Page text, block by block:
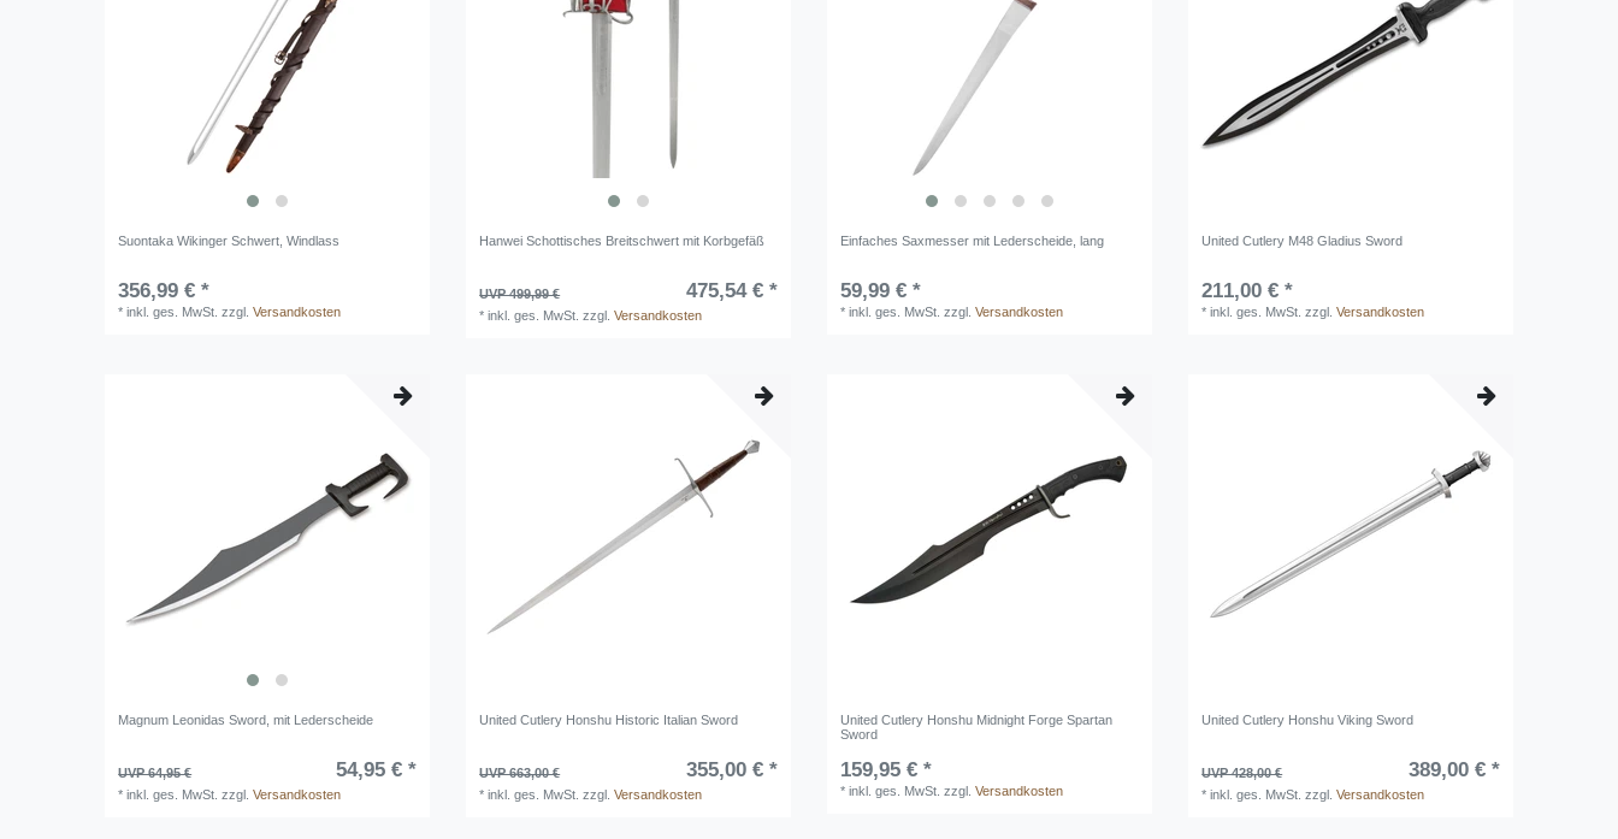
Suontaka Wikinger Schwert, Windlass
356,99 € *
*inkl. ges. MwSt. zzgl.Versandkosten
Hanwei Schottisches Breitschwert mit Korbgefäß
UVP 499,99 € 475,54 € *
*inkl. ges. MwSt. zzgl.Versandkosten
Einfaches Saxmesser mit Lederscheide, lang
59,99 € *
*inkl. ges. MwSt. zzgl.Versandkosten
United Cutlery M48 Gladius Sword
211,00 € *
*inkl. ges. MwSt. zzgl.Versandkosten
Magnum Leonidas Sword, mit Lederscheide
UVP 64,95 € 54,95 € *
*inkl. ges. MwSt. zzgl.Versandkosten
United Cutlery Honshu Historic Italian Sword
UVP 663,00 € 355,00 € *
*inkl. ges. MwSt. zzgl.Versandkosten
United Cutlery Honshu Midnight Forge Spartan
Sword
159,95 € *
*inkl. ges. MwSt. zzgl.Versandkosten
United Cutlery Honshu Viking Sword
UVP 428,00 € 389,00 € *
*inkl. ges. MwSt. zzgl.Versandkosten